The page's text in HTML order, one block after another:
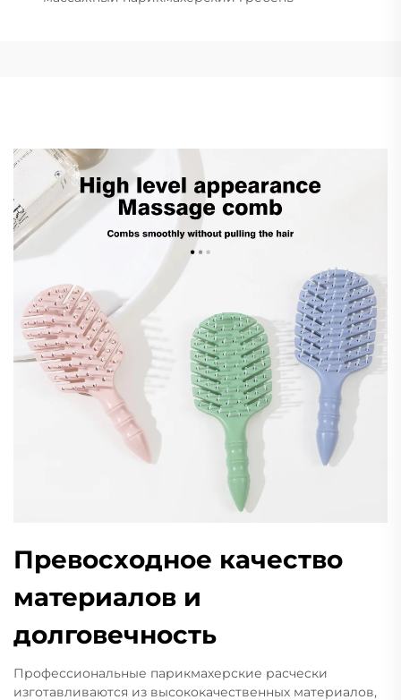
Превосходное качество
материалов и
долговечность
Профессиональные парикмахерские расчески
изготавливаются из высококачественных материалов,